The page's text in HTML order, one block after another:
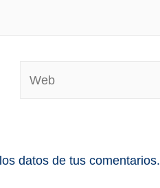
datos de tus comentarios.